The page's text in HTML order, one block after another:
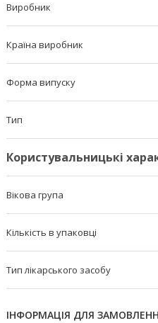
Виробник
Країна виробник
Форма випуску
Тип
Користувальницькі
Вікова група
Кількість в упаковці
Тип лікарського засобу
ІНФОРМАЦІЯ ДЛЯ